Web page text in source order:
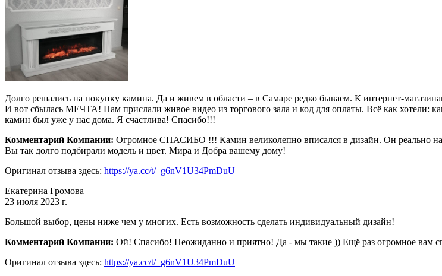
Долго решались на покупку камина. Да и живем в области – в Самаре редко бываем. К интернет-
И вот сбылась МЕЧТА! Нам прислали живое видео из торгового зала и код для оплаты. Всё как хотели:
камин был уже у нас дома. Я счастлива! Спасибо!!!
Комментарий Компании: Огромное СПАСИБО !!! Камин великолепно вписался в дизайн. Он реально на
Вы так долго подбирали модель и цвет. Мира и Добра вашему дому!
Оригинал отзыва здесь: https://ya.cc/t/_g6nV1U34PmDuU
Екатерина Громова
23 июля 2023 г.
Большой выбор, цены ниже чем у многих. Есть возможность сделать индивидуальный дизайн!
Комментарий Компании: Ой! Спасибо! Неожиданно и приятно! Да - мы такие )) Ещё раз огромное вам
Оригинал отзыва здесь: https://ya.cc/t/_g6nV1U34PmDuU